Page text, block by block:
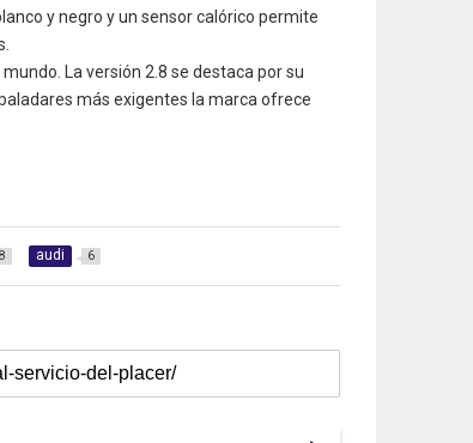
y negro y un sensor calórico permite
La versión 2.8 se destaca por su
más exigentes la marca ofrece
audi 6